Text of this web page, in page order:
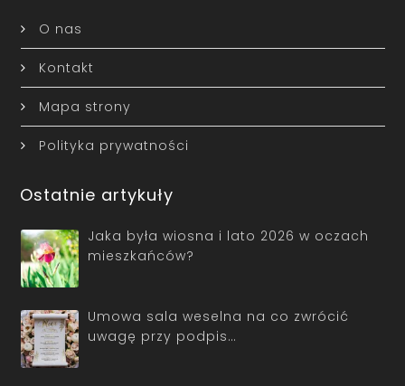
O nas
Kontakt
Mapa strony
Polityka prywatności
Ostatnie artykuły
Jaka była wiosna i lato 2026 w oczach
mieszkańców?
Umowa sala weselna na co zwrócić
uwagę przy podpis…